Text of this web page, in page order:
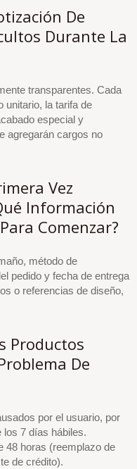
De
Durante La
transparentes. Cada
unitario, la tarifa de
especial y
agregarán cargos no
Vez
Información
Comenzar?
método de
pedido y fecha de entrega
o referencias de diseño,
Productos
De
por el usuario, por
los 7 días hábiles.
48 horas (reemplazo de
de crédito).